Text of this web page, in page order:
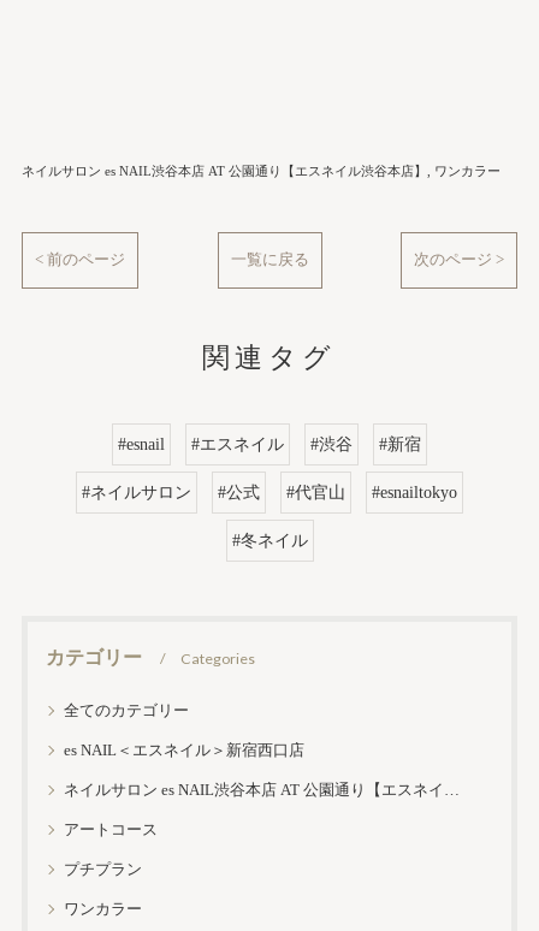
ネイルサロン es NAIL渋谷本店 AT 公園通り【エスネイル渋谷本店】 ワンカラー
< 前のページ 一覧に戻る 次のページ >
関連タグ
#esnail #エスネイル #渋谷 #新宿
#ネイルサロン #公式 #代官山 #esnailtokyo
#冬ネイル
カテゴリー Categories
全てのカテゴリー
es NAIL＜エスネイル＞新宿西口店
ネイルサロン es NAIL渋谷本店 AT 公園通り【エスネイル渋谷本店】
アートコース
プチプラン
ワンカラー